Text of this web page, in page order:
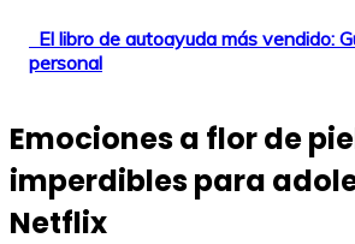
El libro de autoayuda más vendido:
personal
Emociones a flor de
imperdibles para
Netflix